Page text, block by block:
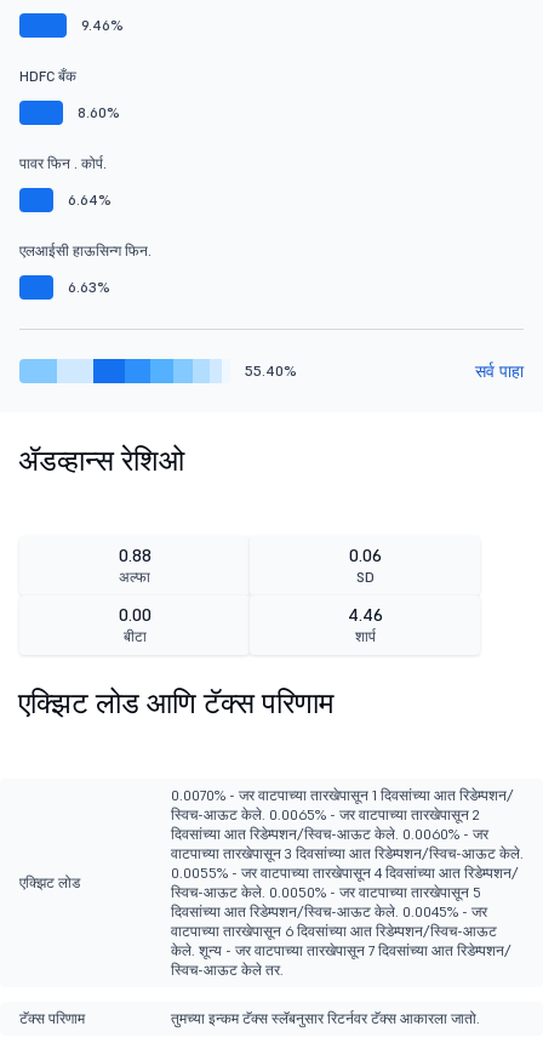
9.46%
HDFC बँक
8.60%
पावर फिन . कोर्प.
6.64%
एलआईसी हाऊसिन्ग फिन.
6.63%
55.40% सर्व पाहा
ॲडव्हान्स रेशिओ
0.88
अल्फा
0.06
SD
0.00
बीटा
4.46
शार्प
एक्झिट लोड आणि टॅक्स परिणाम
एक्झिट लोड
0.0070% - जर वाटपाच्या तारखेपासून 1 दिवसांच्या आत रिडेम्पशन/
स्विच-आऊट केले. 0.0065% - जर वाटपाच्या तारखेपासून 2
दिवसांच्या आत रिडेम्पशन/स्विच-आऊट केले. 0.0060% - जर
वाटपाच्या तारखेपासून 3 दिवसांच्या आत रिडेम्पशन/स्विच-आऊट केले.
0.0055% - जर वाटपाच्या तारखेपासून 4 दिवसांच्या आत रिडेम्पशन/
स्विच-आऊट केले. 0.0050% - जर वाटपाच्या तारखेपासून 5
दिवसांच्या आत रिडेम्पशन/स्विच-आऊट केले. 0.0045% - जर
वाटपाच्या तारखेपासून 6 दिवसांच्या आत रिडेम्पशन/स्विच-आऊट
केले. शून्य - जर वाटपाच्या तारखेपासून 7 दिवसांच्या आत रिडेम्पशन/
स्विच-आऊट केले तर.
टॅक्स परिणाम तुमच्या इन्कम टॅक्स स्लॅबनुसार रिटर्नवर टॅक्स आकारला जातो.